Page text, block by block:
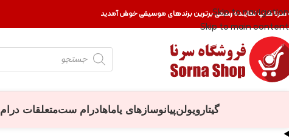
Skip to navigation
Skip to main content
سرنا شاپ نماینده رسمی برترین برندهای موسیقی خوش آمدید
گیتار ویولنپیانوسازهای یاماهادرام ستمتعلقات درام